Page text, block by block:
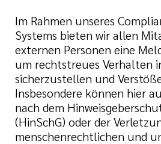
Im Rahmen unseres
Systems bieten wir allen
externen Personen eine
um rechtstreues Verhalten
sicherzustellen und
Insbesondere können hier
nach dem
(HinSchG) oder der
menschenrechtlichen und